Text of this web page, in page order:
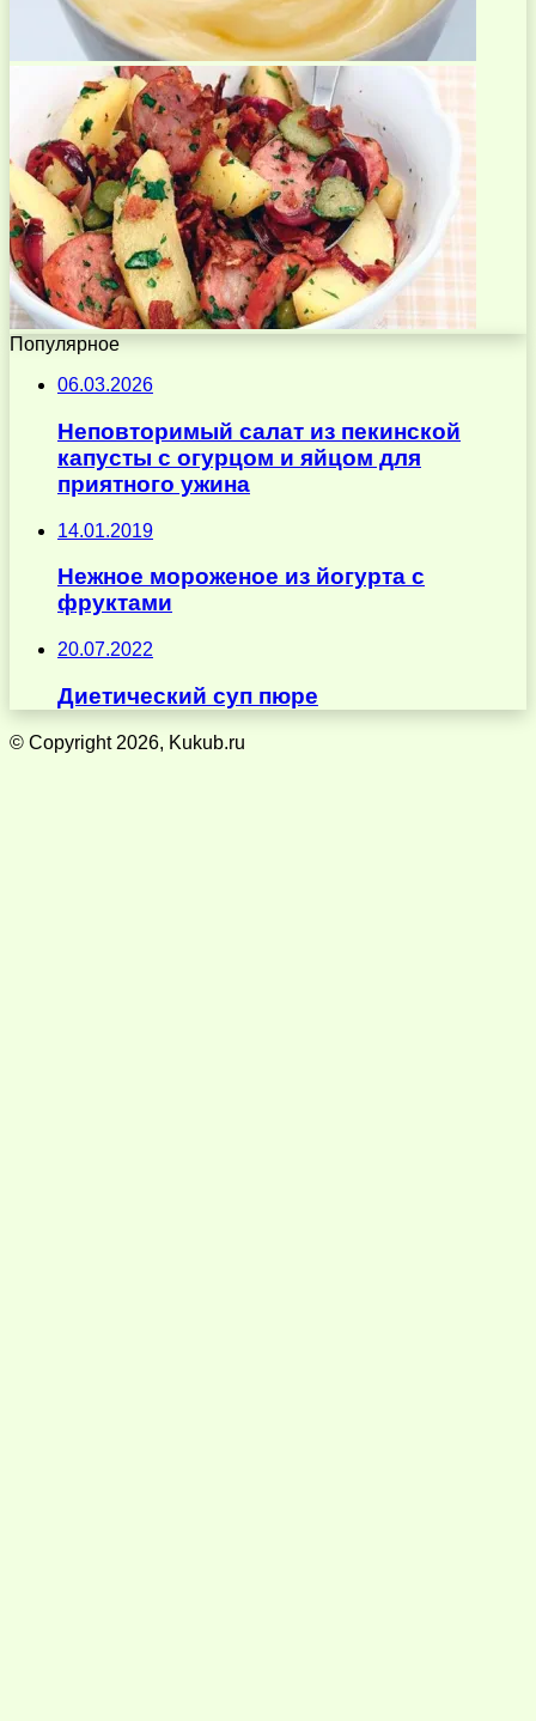
Популярное
06.03.2026
Неповторимый салат из пекинской
капусты с огурцом и яйцом для
приятного ужина
14.01.2019
Нежное мороженое из йогурта с
фруктами
20.07.2022
Диетический суп пюре
© Copyright 2026, Kukub.ru